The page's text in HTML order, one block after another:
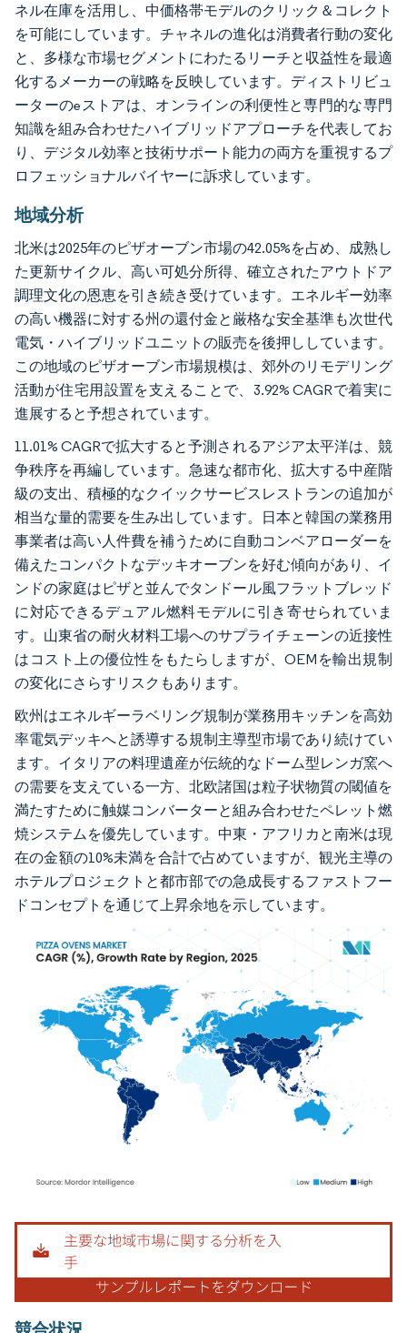
ネル在庫を活用し、中価格帯モデルのクリック＆コレクト
を可能にしています。チャネルの進化は消費者行動の変化
と、多様な市場セグメントにわたるリーチと収益性を最適
化するメーカーの戦略を反映しています。ディストリビュ
ーターのeストアは、オンラインの利便性と専門的な専門
知識を組み合わせたハイブリッドアプローチを代表してお
り、デジタル効率と技術サポート能力の両方を重視するプ
ロフェッショナルバイヤーに訴求しています。
地域分析
北米は2025年のピザオーブン市場の42.05%を占め、成熟し
た更新サイクル、高い可処分所得、確立されたアウトドア
調理文化の恩恵を引き続き受けています。エネルギー効率
の高い機器に対する州の還付金と厳格な安全基準も次世代
電気・ハイブリッドユニットの販売を後押ししています。
この地域のピザオーブン市場規模は、郊外のリモデリング
活動が住宅用設置を支えることで、3.92% CAGRで着実に
進展すると予想されています。
11.01% CAGRで拡大すると予測されるアジア太平洋は、競
争秩序を再編しています。急速な都市化、拡大する中産階
級の支出、積極的なクイックサービスレストランの追加が
相当な量的需要を生み出しています。日本と韓国の業務用
事業者は高い人件費を補うために自動コンベアローダーを
備えたコンパクトなデッキオーブンを好む傾向があり、イ
ンドの家庭はピザと並んでタンドール風フラットブレッド
に対応できるデュアル燃料モデルに引き寄せられていま
す。山東省の耐火材料工場へのサプライチェーンの近接性
はコスト上の優位性をもたらしますが、OEMを輸出規制
の変化にさらすリスクもあります。
欧州はエネルギーラベリング規制が業務用キッチンを高効
率電気デッキへと誘導する規制主導型市場であり続けてい
ます。イタリアの料理遺産が伝統的なドーム型レンガ窯へ
の需要を支えている一方、北欧諸国は粒子状物質の閾値を
満たすために触媒コンバーターと組み合わせたペレット燃
焼システムを優先しています。中東・アフリカと南米は現
在の金額の10%未満を合計で占めていますが、観光主導の
ホテルプロジェクトと都市部での急成長するファストフー
ドコンセプトを通じて上昇余地を示しています。
画像 © Mordor Intelligence。再利用にはCC BY 4.0の表示が必要です。